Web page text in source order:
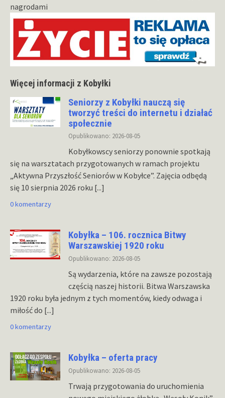
nagrodami
Więcej informacji z Kobyłki
Seniorzy z Kobyłki nauczą się
tworzyć treści do internetu i działać
społecznie
Opublikowano: 2026-08-05
Kobyłkowscy seniorzy ponownie spotkają
się na warsztatach przygotowanych w ramach projektu
„Aktywna Przyszłość Seniorów w Kobyłce”. Zajęcia odbędą
się 10 sierpnia 2026 roku [...]
0 komentarzy
Kobyłka – 106. rocznica Bitwy
Warszawskiej 1920 roku
Opublikowano: 2026-08-05
Są wydarzenia, które na zawsze pozostają
częścią naszej historii. Bitwa Warszawska
1920 roku była jednym z tych momentów, kiedy odwaga i
miłość do [...]
0 komentarzy
Kobyłka – oferta pracy
Opublikowano: 2026-08-05
Trwają przygotowania do uruchomienia